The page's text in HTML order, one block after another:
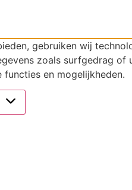
gebruiken wij
zoals surfgedrag
en mogelijkheden.